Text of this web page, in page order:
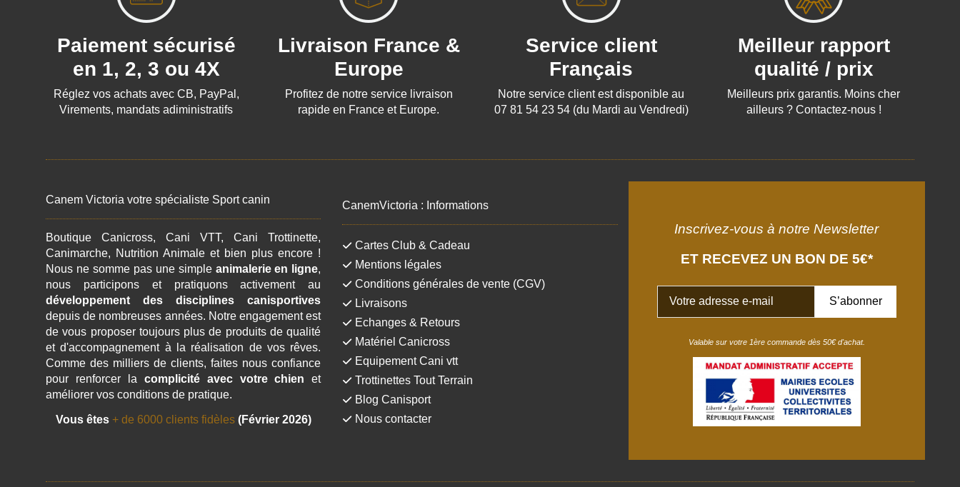
Paiement sécurisé
en 1, 2, 3 ou 4X
Réglez vos achats avec CB, PayPal,
Virements, mandats adiministratifs
Livraison France &
Europe
Profitez de notre service livraison
rapide en France et Europe.
Service client
Français
Notre service client est disponible au
07 81 54 23 54 (du Mardi au Vendredi)
Meilleur rapport
qualité / prix
Meilleurs prix garantis. Moins cher
ailleurs ? Contactez-nous !
Canem Victoria votre spécialiste Sport canin
Boutique Canicross, Cani VTT, Cani Trottinette,
Canimarche, Nutrition Animale et bien plus encore !
Nous ne somme pas une simple animalerie en ligne,
nous participons et pratiquons activement au
développement des disciplines canisportives
depuis de nombreuses années. Notre engagement est
de vous proposer toujours plus de produits de qualité
et d'accompagnement à la réalisation de vos rêves.
Comme des milliers de clients, faites nous confiance
pour renforcer la complicité avec votre chien et
améliorer vos conditions de pratique.
Vous êtes + de 6000 clients fidèles (Février 2026)
CanemVictoria : Informations
Cartes Club & Cadeau
Mentions légales
Conditions générales de vente (CGV)
Livraisons
Echanges & Retours
Matériel Canicross
Equipement Cani vtt
Trottinettes Tout Terrain
Blog Canisport
Nous contacter
Inscrivez-vous à notre Newsletter
ET RECEVEZ UN BON DE 5€*
Valable sur votre 1ère commande dès 50€ d'achat.